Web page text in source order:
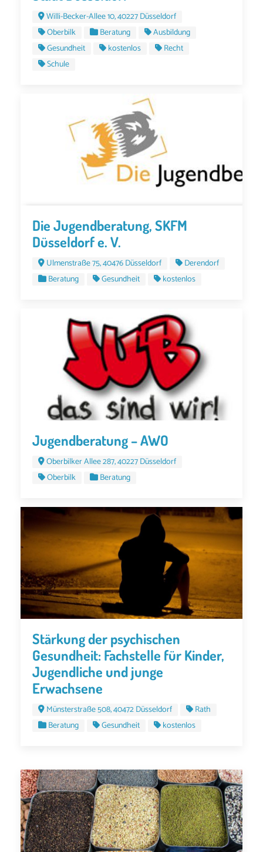
Willi-Becker-Allee 10, 40227 Düsseldorf
Oberbilk
Beratung
Ausbildung
Gesundheit
kostenlos
Recht
Schule
Die Jugendberatung, SKFM
Düsseldorf e. V.
Ulmenstraße 75, 40476 Düsseldorf
Derendorf
Beratung
Gesundheit kostenlos
Jugendberatung – AWO
Oberbilker Allee 287, 40227 Düsseldorf
Oberbilk
Beratung
Stärkung der psychischen
Gesundheit: Fachstelle für Kinder,
Jugendliche und junge
Erwachsene
Münsterstraße 508, 40472 Düsseldorf
Rath
Beratung
Gesundheit kostenlos